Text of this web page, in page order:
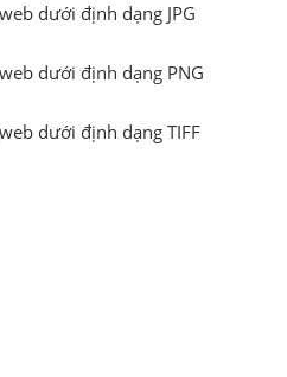
dưới định dạng JPG
dưới định dạng PNG
dưới định dạng TIFF